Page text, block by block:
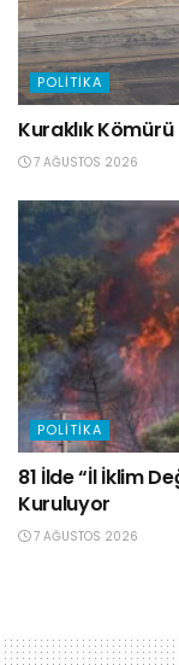
POLITIKA
Kuraklık
7 AĞUSTOS 2026
POLITIKA
81 İlde “İl İklim
Kuruluyor
7 AĞUSTOS 2026